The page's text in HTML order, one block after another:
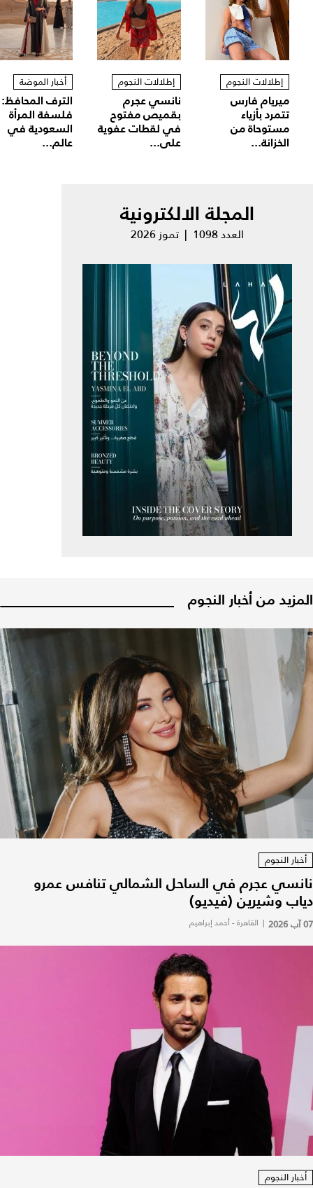
إطلالات النجوم
ميريام فارس
تتمرد بأزياء
مستوحاة من
الخزانة...
إطلالات النجوم
نانسي عجرم
بقميص مفتوح
في لقطات عفوية
على...
أخبار الموضة
الترف المحافظ:
فلسفة المرأة
السعودية في
عالم...
المجلة الالكترونية
العدد 1098 | تموز 2026
المزيد من أخبار النجوم
أخبار النجوم
نانسي عجرم في الساحل الشمالي تنافس عمرو
دياب وشيرين (فيديو)
07 آب 2026 | القاهرة - أحمد إبراهيم
أخبار النجوم